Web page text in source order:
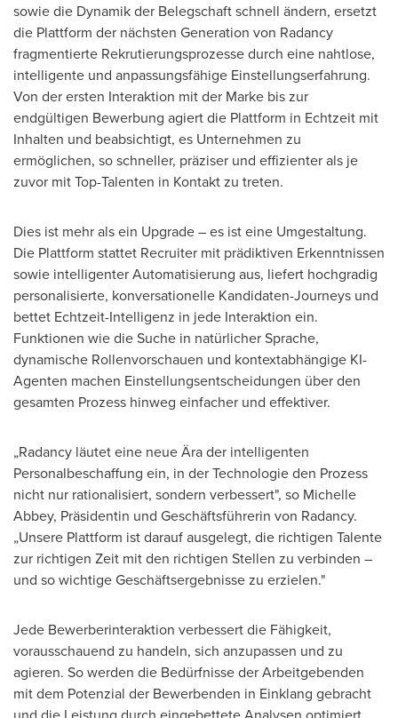
sowie die Dynamik der Belegschaft schnell ändern, ersetzt
die Plattform der nächsten Generation von Radancy
fragmentierte Rekrutierungsprozesse durch eine nahtlose,
intelligente und anpassungsfähige Einstellungserfahrung.
Von derersten Interaktion mit der Marke bis zur
endgültigen Bewerbung agiert die Plattform in Echtzeit mit
Inhalten und beabsichtigt, es Unternehmen zu
ermöglichen, so schneller, präziser und effizienter als je
zuvor mit Top-Talenten in Kontakt zu treten.
Dies ist mehr als ein Upgrade – es ist eine Umgestaltung.
Die Plattform stattet Recruiter mit prädiktiven Erkenntnissen
sowie intelligenter Automatisierung aus, liefert hochgradig
personalisierte, konversationelle Kandidaten-Journeys und
bettet Echtzeit-Intelligenz in jede Interaktion ein.
Funktionen wie die Suche in natürlicher Sprache,
dynamische Rollenvorschauen und kontextabhängige KI-
Agenten machen Einstellungsentscheidungen über den
gesamten Prozess hinweg einfacher und effektiver.
„Radancy läutet eine neue Ära der intelligenten
Personalbeschaffung ein, in der Technologie den Prozess
nicht nur rationalisiert, sondern verbessert", so Michelle
Abbey, Präsidentin und Geschäftsführerin von Radancy.
„Unsere Plattform ist darauf ausgelegt, die richtigen Talente
zur richtigen Zeit mit den richtigen Stellen zu verbinden –
und so wichtige Geschäftsergebnisse zu erzielen."
Jede Bewerberinteraktion verbessert die Fähigkeit,
vorausschauend zu handeln, sich anzupassen und zu
agieren. So werden die Bedürfnisse der Arbeitgebenden
mit dem Potenzial der Bewerbenden in Einklang gebracht